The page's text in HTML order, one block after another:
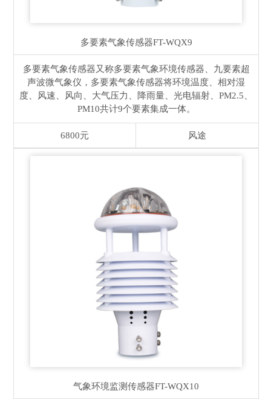
多要素气象传感器FT-WQX9
多要素气象传感器又称多要素气象环境传感器、九要素超
声波微气象仪，多要素气象传感器将环境温度、相对湿
度、风速、风向、大气压力、降雨量、光电辐射、PM2.5、
PM10共计9个要素集成一体。
6800元 风途
气象环境监测传感器FT-WQX10